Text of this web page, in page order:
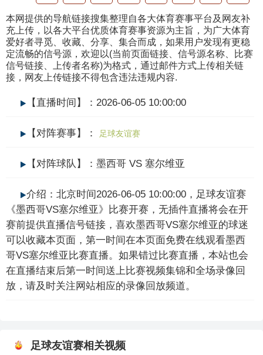
本网提供的导航链接搜集整理自各大体育赛事平台及网友补
充上传，以各大平台优质体育赛事资源为主旨，为广大体育
爱好者寻觅、收藏、分享、集合而成，如果用户发现有更稳
定流畅的信号源，欢迎以(当前页面链接、信号源名称、比赛
信号链接、上传者名称)为格式，通过邮件方式上传相关链
接，网友上传链接不得包含违法违规内容.
【直播时间】：2026-06-05 10:00:00
【对阵赛事】： 足球友谊赛
【对阵球队】：墨西哥 VS 塞尔维亚
介绍：北京时间2026-06-05 10:00:00，足球友谊赛
《墨西哥VS塞尔维亚》比赛开赛，无插件直播将会在开
赛前提供直播信号链接，喜欢墨西哥VS塞尔维亚的球迷
可以收藏本页面，第一时间在本页面免费在线观看墨西
哥VS塞尔维亚比赛直播。如果错过比赛直播，本站也会
在直播结束后第一时间送上比赛视频集锦和全场录像回
放，请及时关注网站相应的录像回放频道。
足球友谊赛相关视频